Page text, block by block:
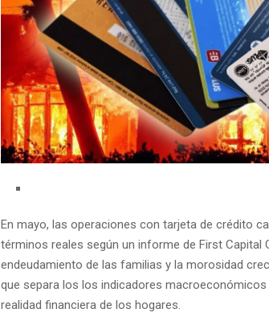
En mayo, las operaciones con tarjeta de crédito
términos reales según un informe de First Capital
endeudamiento de las familias y la morosidad
que separa los los indicadores
realidad financiera de los hogares.